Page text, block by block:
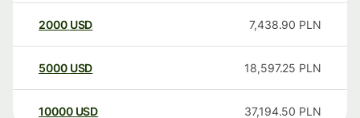
2000 USD 7,438.90 PLN
5000 USD 18,597.25 PLN
10000 USD 37,194.50 PLN